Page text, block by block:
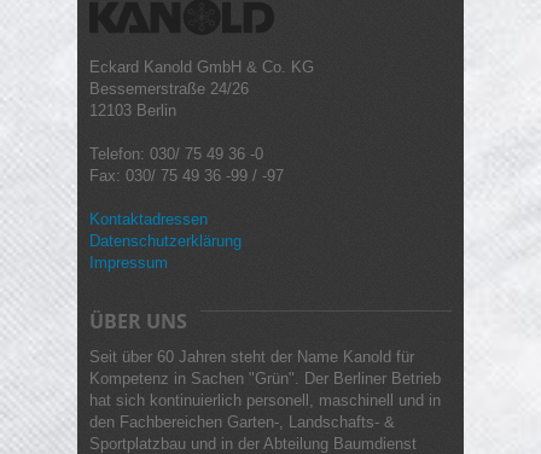
Eckard Kanold GmbH & Co. KG
Bessemerstraße 24/26
12103 Berlin
Telefon: 030/ 75 49 36 -0
Fax: 030/ 75 49 36 -99 / -97
Kontaktadressen
Datenschutzerklärung
Impressum
ÜBER UNS
Seit über 60 Jahren steht der Name Kanold für
Kompetenz in Sachen "Grün". Der Berliner Betrieb
hat sich kontinuierlich personell, maschinell und in
den Fachbereichen Garten-, Landschafts- &
Sportplatzbau und in der Abteilung Baumdienst